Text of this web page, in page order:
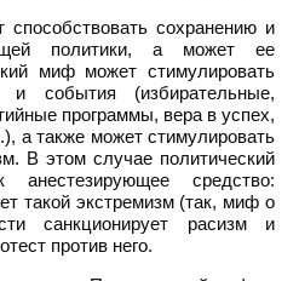
сохранению и
политики, а может ее
миф может стимулировать
и события (избирательные,
программы, вера в успех,
а также может стимулировать
В этом случае политический
средство:
такой экстремизм (так, миф о
санкционирует расизм и
против него.